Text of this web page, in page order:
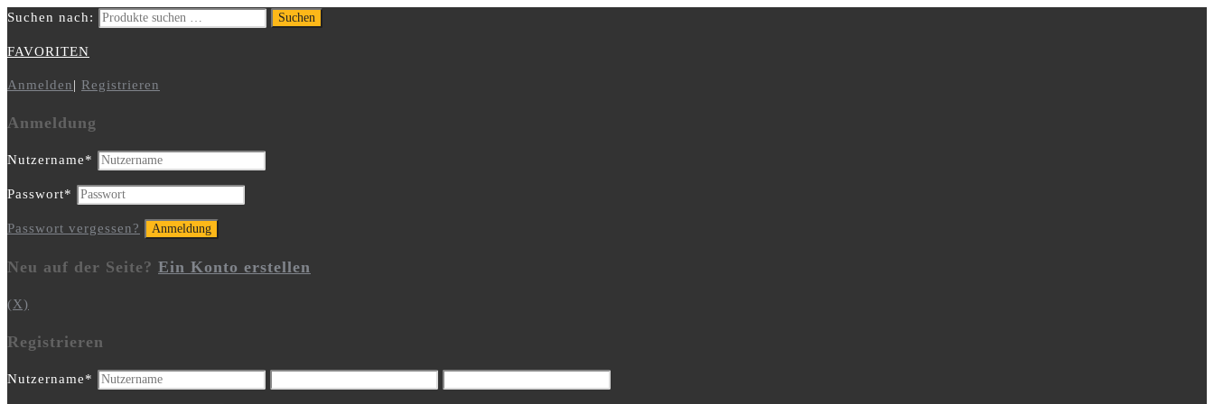
Suchen nach: Suchen
FAVORITEN
Anmelden| Registrieren
Anmeldung
Nutzername*
Passwort*
Passwort vergessen?
Neu auf der Seite? Ein Konto erstellen
(X)
Registrieren
Nutzername*